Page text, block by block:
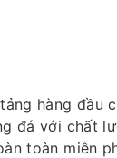
hàng đầu
đá với chất
toàn miễn